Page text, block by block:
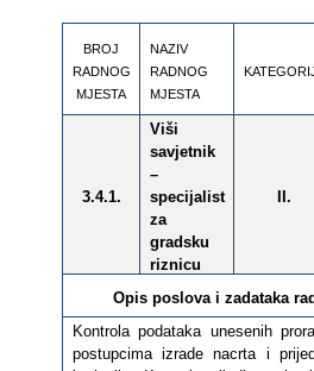
BROJ
RADNOG
MJESTA
NAZIV
RADNOG
MJESTA
3.4.1.
Viši
savjetnik
–
specijalist
za
gradsku
riznicu
II.
Opis poslova i zadataka
Kontrola podataka unesenih
postupcima izrade nacrta i